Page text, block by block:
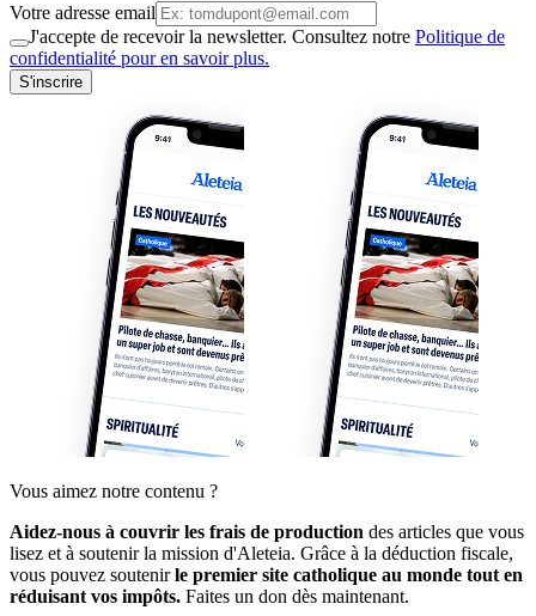
Votre adresse email
J'accepte de recevoir la newsletter. Consultez notre Politique de
confidentialité pour en savoir plus.
S'inscrire
Vous aimez notre contenu ?
Aidez-nous à couvrir les frais de production des articles que vous
lisez et à soutenir la mission d'Aleteia. Grâce à la déduction fiscale,
vous pouvez soutenirle premier site catholique au monde tout en
réduisant vos impôts. Faites un don dès maintenant.